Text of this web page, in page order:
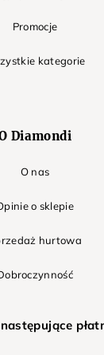
Promocje
kategorie
Diamondi
O nas
o sklepie
hurtowa